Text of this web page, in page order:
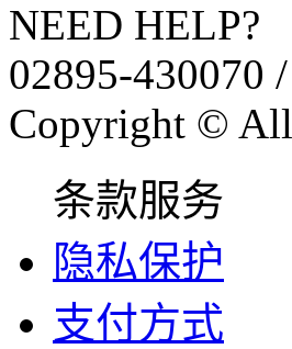
NEED HELP?
02895-430070
Copyright © All
条款服务
隐私保护
支付方式